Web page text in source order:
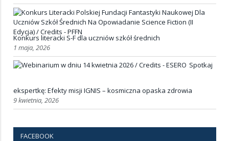
Konkurs literacki S-F dla uczniów szkół średnich
1 maja, 2026
Spotkaj
ekspertkę: Efekty misji IGNIS – kosmiczna opaska zdrowia
9 kwietnia, 2026
FACEBOOK